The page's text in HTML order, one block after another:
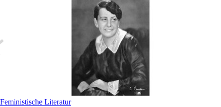
Feministische Literatur